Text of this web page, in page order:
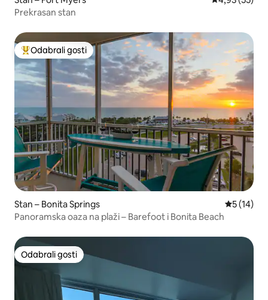
Prekrasan stan
Među najviše rangiranima s oznakom „Odabrali gosti”
Odabrali gosti
Stan – Bonita Springs Prosječna
5 (14)
Panoramska oaza na plaži – Barefoot i Bonita Beach
Odabrali gosti
Odabrali gosti